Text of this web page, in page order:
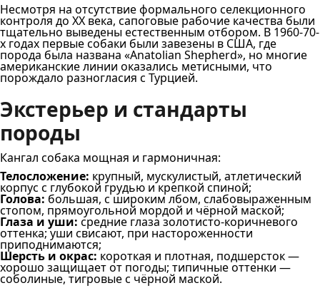
Несмотря на отсутствие формального селекционного
контроля до XX века, сапоговые рабочие качества были
тщательно выведены естественным отбором. В 1960-70-
х годах первые собаки были завезены в США, где
порода была названа «Anatolian Shepherd», но многие
американские линии оказались метисными, что
порождало разногласия с Турцией.
Экстерьер и стандарты
породы
Кангал собака мощная и гармоничная:
Телосложение: крупный, мускулистый, атлетический
корпус с глубокой грудью и крепкой спиной;
Голова: большая, с широким лбом, слабовыраженным
стопом, прямоугольной мордой и чёрной маской;
Глаза и уши: средние глаза золотисто-коричневого
оттенка; уши свисают, при настороженности
приподнимаются;
Шерсть и окрас: короткая и плотная, подшерсток —
хорошо защищает от погоды; типичные оттенки —
соболиные, тигровые с чёрной маской.